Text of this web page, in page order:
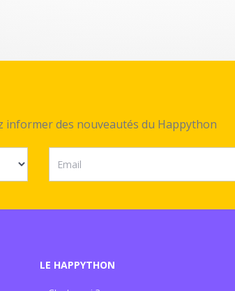
informer des nouveautés du Happython
LE HAPPYTHON